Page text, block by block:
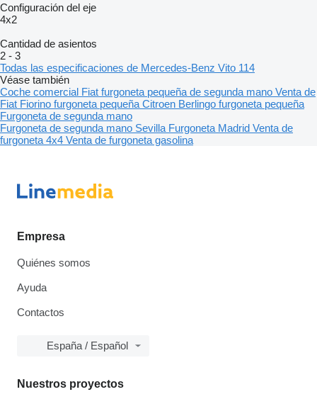
Configuración del eje
4x2
Cantidad de asientos
2 - 3
Todas las especificaciones de Mercedes-Benz Vito 114
Véase también
Coche comercial Fiat furgoneta pequeña de segunda mano Venta de
Fiat Fiorino furgoneta pequeña Citroen Berlingo furgoneta pequeña
Furgoneta de segunda mano
Furgoneta de segunda mano Sevilla Furgoneta Madrid Venta de
furgoneta 4x4 Venta de furgoneta gasolina
Empresa
Quiénes somos
Ayuda
Contactos
España / Español
Nuestros proyectos